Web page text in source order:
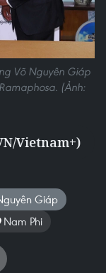
Võ Nguyên Giáp
(Ảnh:
Vietnam+)
Giáp
Nam Phi